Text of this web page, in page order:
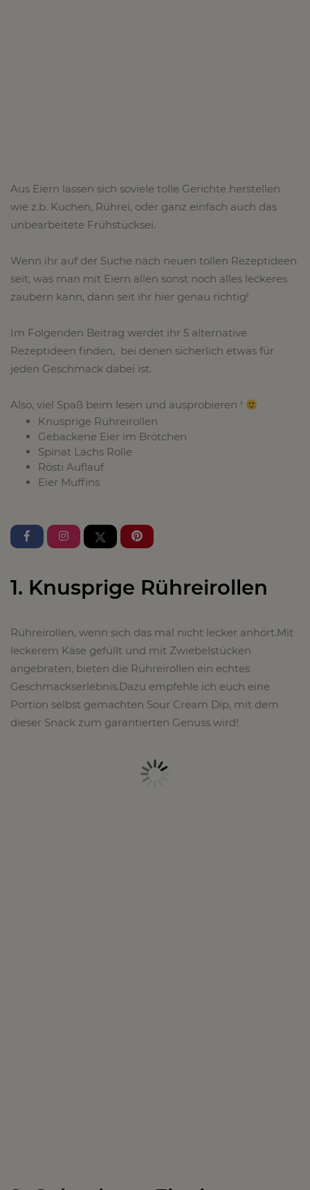
Aus Eiern lassen sich soviele tolle Gerichte herstellen
wie z.b. Kuchen, Rührei, oder ganz einfach auch das
unbearbeitete Frühstücksei.
Wenn ihr auf der Suche nach neuen tollen Rezeptideen
seit, was man mit Eiern allen sonst noch alles leckeres
zaubern kann, dann seit ihr hier genau richtig!
Im Folgenden Beitrag werdet ihr 5 alternative
Rezeptideen finden, bei denen sicherlich etwas für
jeden Geschmack dabei ist.
Also, viel Spaß beim lesen und ausprobieren !
Knusprige Rühreirollen
Gebackene Eier im Brötchen
Spinat Lachs Rolle
Rösti Auflauf
Eier Muffins
1. Knusprige Rühreirollen
Rühreirollen, wenn sich das mal nicht lecker anhört.Mit
leckerem Käse gefüllt und mit Zwiebelstücken
angebraten, bieten die Rühreirollen ein echtes
Geschmackserlebnis.Dazu empfehle ich euch eine
Portion selbst gemachten Sour Cream Dip, mit dem
dieser Snack zum garantierten Genuss wird!